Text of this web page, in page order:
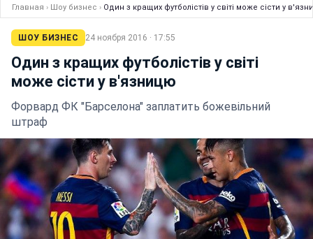
Главная › Шоу бизнес › Один з кращих футболістів у світі може сісти у
ШОУ БИЗНЕС 24 ноября 2016 · 17:55
Один з кращих футболістів у світі
може сісти у в'язницю
Форвард ФК "Барселона" заплатить божевільний
штраф